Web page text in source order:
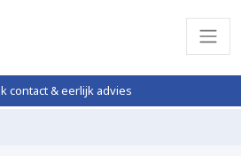
contact & eerlijk advies